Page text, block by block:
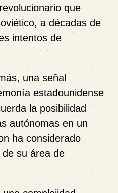
que
a décadas de
intentos de
una señal
estadounidense
la posibilidad
autónomas en un
ha considerado
su área de